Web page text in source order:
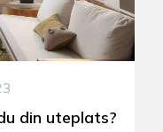
din uteplats?